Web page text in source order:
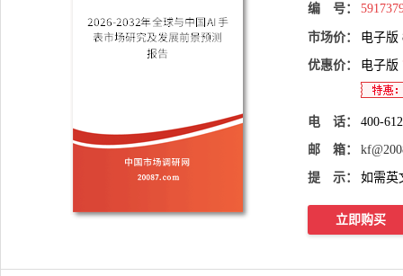
编 号：
市场价： 电子版
优惠价： 电子版
电 话： 400-
邮 箱：
提 示： 如需英
立即购买